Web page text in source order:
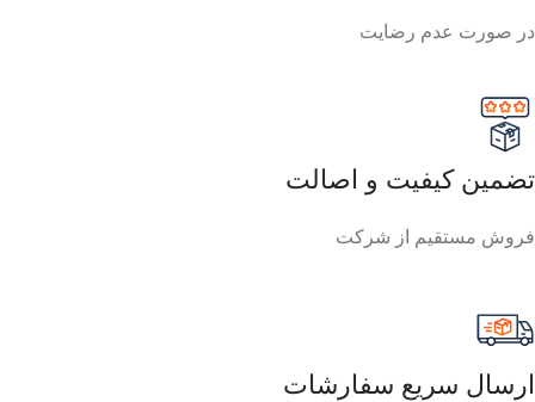
در صورت عدم رضایت
تضمین کیفیت و اصالت
فروش مستقیم از شرکت
ارسال سریع سفارشات